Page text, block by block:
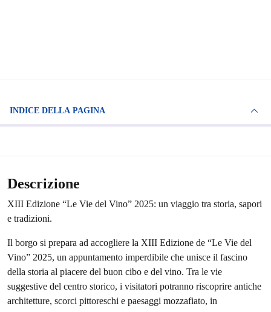
INDICE DELLA PAGINA
Descrizione
XIII Edizione “Le Vie del Vino” 2025: un viaggio tra storia, sapori
e tradizioni.
Il borgo si prepara ad accogliere la XIII Edizione de “Le Vie del
Vino” 2025, un appuntamento imperdibile che unisce il fascino
della storia al piacere del buon cibo e del vino. Tra le vie
suggestive del centro storico, i visitatori potranno riscoprire antiche
architetture, scorci pittoreschi e paesaggi mozzafiato, in